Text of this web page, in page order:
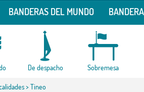
BANDERAS DEL MUNDO
De despacho Sobremesa
> Tineo